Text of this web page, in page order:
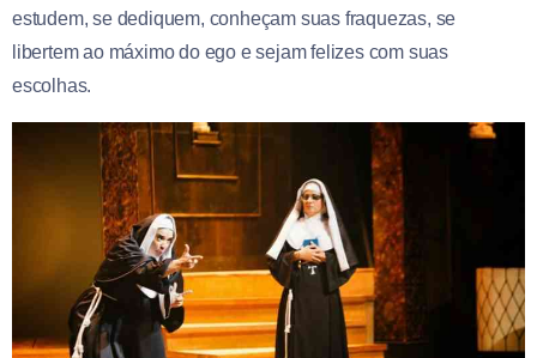
estudem, se dediquem, conheçam suas fraquezas, se
libertem ao máximo do ego e sejam felizes com suas
escolhas.